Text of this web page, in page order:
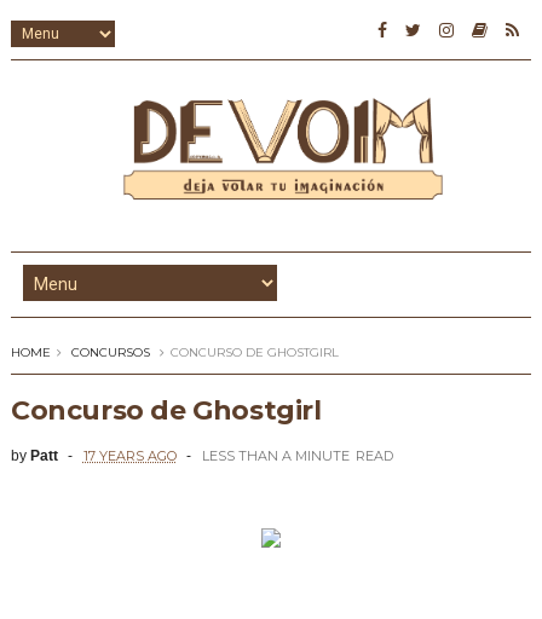
HOME CONCURSOS CONCURSO DE GHOSTGIRL
Concurso de Ghostgirl
by Patt 17 YEARS AGO LESS THAN A MINUTE READ